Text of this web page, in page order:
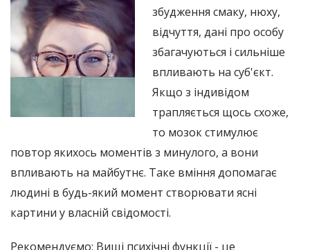
збудження смаку, нюху,
відчуття, дані про особу
збагачуються і сильніше
впливають на суб'єкт.
Якщо з індивідом
трапляється щось схоже,
то мозок стимулює
повтор якихось моментів з минулого, а вони
впливають на майбутнє. Таке вміння допомагає
людині в будь-який момент створювати ясні
картини у власній свідомості.
Рекомендуємо: Вищі психічні функції - це